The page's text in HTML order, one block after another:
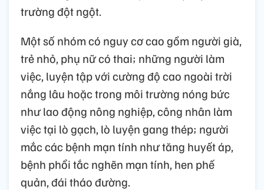
trường đột ngột.
Một số nhóm có nguy cơ cao gồm người già,
trẻ nhỏ, phụ nữ có thai; những người làm
việc, luyện tập với cường độ cao ngoài trời
nắng lâu hoặc trong môi trường nóng bức
như lao động nông nghiệp, công nhân làm
việc tại lò gạch, lò luyện gang thép; người
mắc các bệnh mạn tính như tăng huyết áp,
bệnh phổi tắc nghẽn mạn tính, hen phế
quản, đái tháo đường.